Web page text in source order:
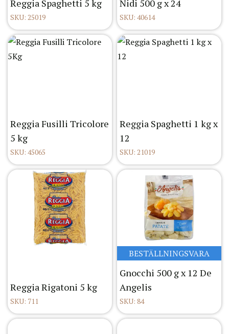
Reggia Spaghetti 5 kg
SKU: 25019
Nidi 500 g x 24
SKU: 40614
Reggia Fusilli Tricolore
5 kg
SKU: 45065
Reggia Spaghetti 1 kg x
12
SKU: 21019
Reggia Rigatoni 5 kg
SKU: 711
BESTÄLLNINGSVARA
Gnocchi 500 g x 12 De
Angelis
SKU: 84